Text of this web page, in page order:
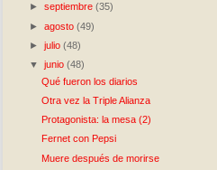
►septiembre(35)
►agosto(49)
►julio(48)
▼junio(48)
Qué fueron los diarios
Otra vez la Triple Alianza
Protagonista: la mesa (2)
Fernet con Pepsi
Muere después de morirse